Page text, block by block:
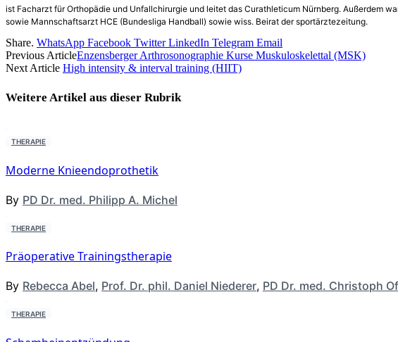
ist Facharzt für Orthopädie und Unfallchirurgie und leitet das Curathleticum Nürnberg. Außerdem
sowie Mannschaftsarzt HCE (Bundesliga Handball) sowie wiss. Beirat der sportärztezeitung.
Share. WhatsApp Facebook Twitter LinkedIn Telegram Email
Previous ArticleEnzensberger Arthrosonographie Kurse Muskuloskelettal (MSK)
Next Article High intensity & interval training (HIIT)
Weitere Artikel aus dieser Rubrik
THERAPIE
Moderne Knieendoprothetik
By PD Dr. med. Philipp A. Michel
THERAPIE
Präoperative Trainingstherapie
By Rebecca Abel, Prof. Dr. phil. Daniel Niederer, PD Dr. med. Christoph
THERAPIE